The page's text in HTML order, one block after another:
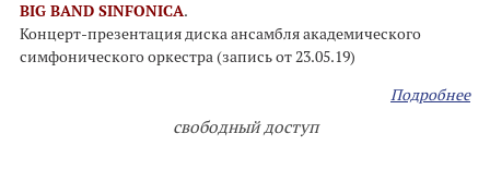
BIG BAND SINFONICA.
Концерт-презентация диска ансамбля академического
симфонического оркестра (запись от 23.05.19)
Подробнее
свободный доступ